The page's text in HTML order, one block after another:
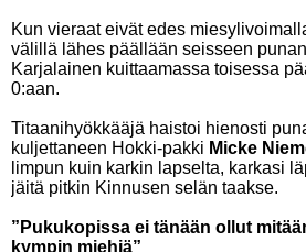
Kun vieraat eivät edes
välillä lähes päällään seisseen
Karjalainen kuittaamassa toisessa
0:aan.
Titaanihyökkääjä haistoi hienosti
kuljettaneen Hokki-pakki Micke
limpun kuin karkin lapselta, karkasi
jäitä pitkin Kinnusen selän taakse.
”Pukukopissa ei tänään ollut
kympin miehiä”